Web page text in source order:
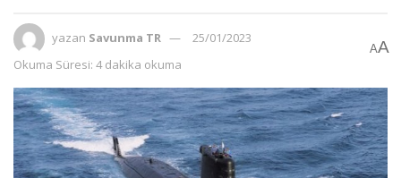
yazan Savunma TR
25/01/2023
Okuma Süresi: 4 dakika okuma
AA